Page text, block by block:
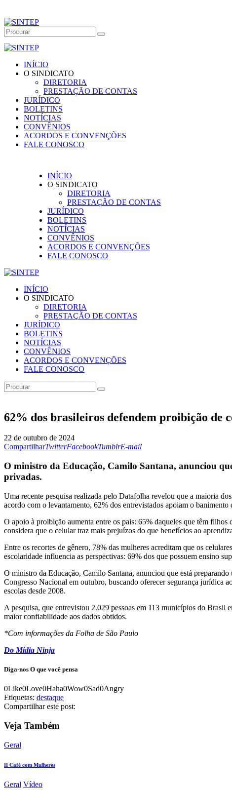
INÍCIO
O SINDICATO
DIRETORIA
PRESTAÇÃO DE CONTAS
JURÍDICO
BOLETINS
NOTÍCIAS
CONVÊNIOS
ACORDOS E CONVENÇÕES
FALE CONOSCO
INÍCIO
O SINDICATO
DIRETORIA
PRESTAÇÃO DE CONTAS
JURÍDICO
BOLETINS
NOTÍCIAS
CONVÊNIOS
ACORDOS E CONVENÇÕES
FALE CONOSCO
INÍCIO
O SINDICATO
DIRETORIA
PRESTAÇÃO DE CONTAS
JURÍDICO
BOLETINS
NOTÍCIAS
CONVÊNIOS
ACORDOS E CONVENÇÕES
FALE CONOSCO
62% dos brasileiros defendem proibição de
22 de outubro de 2024
CompartilharTwitterFacebookTumblrE-mail
O ministro da Educação, Camilo Santana, anunciou
privadas.
Uma recente pesquisa realizada pelo Datafolha revelou que a maioria
acordo com o levantamento, 62% dos entrevistados apoiam o
O apoio à proibição aumenta entre os pais: 65% daqueles que têm
considera que o celular traz mais prejuízos do que benefícios ao
Entre os recortes de gênero, 78% das mulheres acreditam que os
escolaridade influencia as perspectivas: 69% dos que possuem ensino
O ministro da Educação, Camilo Santana, anunciou que está
Congresso Nacional em outubro, buscando oferecer segurança jurídica
escolas desde 2008.
A pesquisa, que entrevistou 2.029 pessoas em 113 municípios do Brasil
maior confiabilidade aos dados obtidos.
*Com informações da Folha de São Paulo
Do Mídia Ninja
Diga-nos O que você pensa
0Like0Love0Haha0Wow0Sad0Angry
Etiquetas: destaque
Compartilhar este post:
Veja Também
Geral
II Café com Mulheres
Geral Vídeo